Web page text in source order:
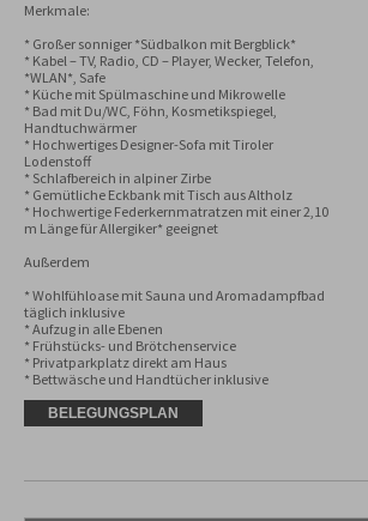
Merkmale:
* Großer sonniger *Südbalkon mit Bergblick*
* Kabel – TV, Radio, CD – Player, Wecker, Telefon,
*WLAN*, Safe
* Küche mit Spülmaschine und Mikrowelle
* Bad mit Du/WC, Föhn, Kosmetikspiegel,
Handtuchwärmer
* Hochwertiges Designer-Sofa mit Tiroler
Lodenstoff
* Schlafbereich in alpiner Zirbe
* Gemütliche Eckbank mit Tisch aus Altholz
* Hochwertige Federkernmatratzen mit einer 2,10
m Länge für Allergiker* geeignet
Außerdem
* Wohlfühloase mit Sauna und Aromadampfbad
täglich inklusive
* Aufzug in alle Ebenen
* Frühstücks- und Brötchenservice
* Privatparkplatz direkt am Haus
* Bettwäsche und Handtücher inklusive
BELEGUNGSPLAN